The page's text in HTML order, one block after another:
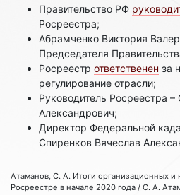
Правительство РФ
Росреестра;
Абрамченко Виктория
Председателя
Росреестр ответственен за
регулирование отрасли;
Руководитель Росреестра
Александрович;
Директор Федеральной
Спиренков Вячеслав
Атаманов, С. А. Итоги организационных и
Росреестре в начале 2020 года / С. А.